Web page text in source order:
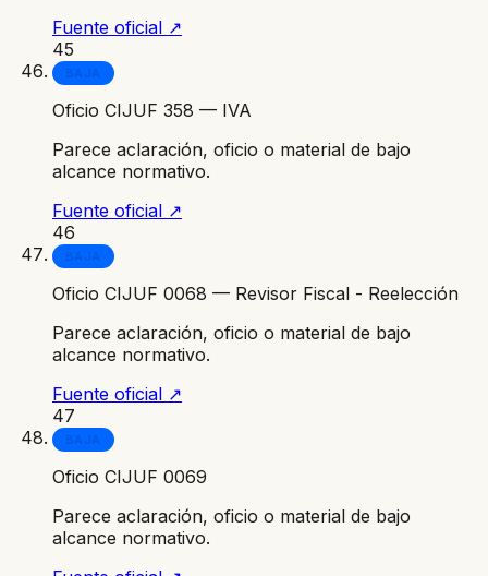
Fuente oficial ↗
45
BAJA
Oficio CIJUF 358 — IVA
Parece aclaración, oficio o material de bajo
alcance normativo.
Fuente oficial ↗
46
BAJA
Oficio CIJUF 0068 — Revisor Fiscal - Reelección
Parece aclaración, oficio o material de bajo
alcance normativo.
Fuente oficial ↗
47
BAJA
Oficio CIJUF 0069
Parece aclaración, oficio o material de bajo
alcance normativo.